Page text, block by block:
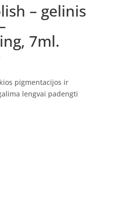
– gelinis
7ml.
Current
price
is:
7.12 €.
pigmentacijos ir
lengvai padengti